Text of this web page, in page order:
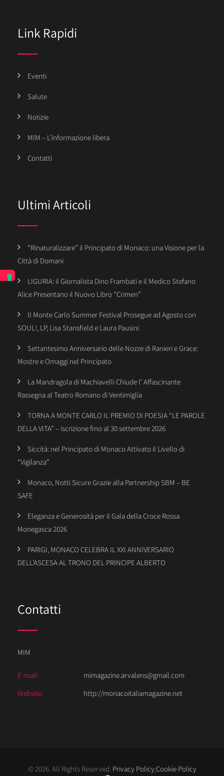
Link Rapidi
Eventi
Salute
Notizie
MIM – L’informazione libera
Contatti
Ultimi Articoli
“Rinaturalizzare” il Principato di Monaco: una Visione per la
Città di Domani
LIGURIA: il Giornalista Dino Frambati e il Medico Stefano
Alice Presentano il Nuovo Libro “Crimen”
Il Monte Carlo Summer Festival Prosegue ad Agosto con
SOUL!, LP, Lisa Stansfield e Laura Pausini
Settantesimo Anniversario delle Nozze di Ranieri e Grace:
Mostre e Omaggi nel Principato
La Mandragola di Machiavelli Chiude l’ Affascinante
Rassegna al Teatro Romano di Ventimiglia
TORNA A MONTE CARLO IL PREMIO DI POESIA “LE PAROLE
DELLA VITA” – iscrizione fino al 30 settembre 2026
Siccità: nel Principato di Monaco Attivato il Livello di
“Vigilanza”
Monaco, Notti Sicure Grazie alla Partnership SBM – BE
SAFE
Eleganza e Generosità per il Gala della Croce Rossa
Monegasca 2026
PARIGI, MONACO CELEBRA IL XXI ANNIVERSARIO
DELL’ASCESA AL TRONO DEL PRINCIPE ALBERTO
Contatti
MIM
E-mail:
mimagazine.arvalens@gmail.com
Website:
http://monacoitaliamagazine.net
© 2026. All Rights Reserved. Privacy Policy;Cookie Policy